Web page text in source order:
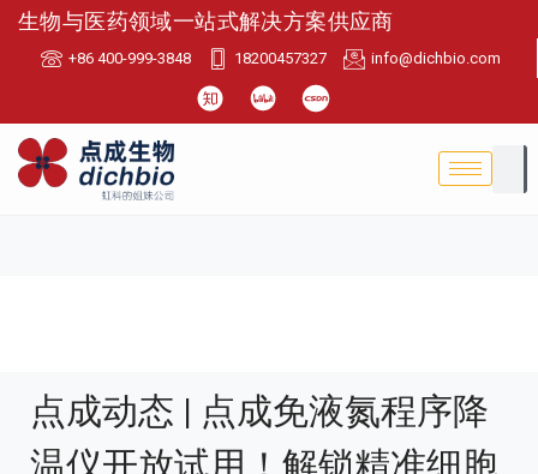
生物与医药领域一站式解决方案供应商
+86 400-999-3848 18200457327 info@dichbio.com
点成动态 | 点成免液氮程序降
温仪开放试用！解锁精准细胞